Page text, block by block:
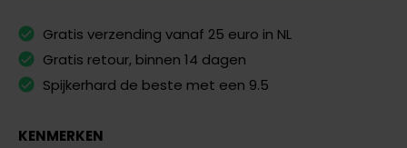
Gratis verzending vanaf 25 euro in NL
Gratis retour, binnen 14 dagen
Spijkerhard de beste met een 9.5
KENMERKEN